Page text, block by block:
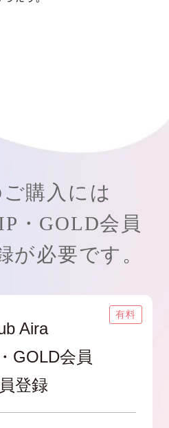
購入には
・GOLD会員
が必要です。
有料
Aira
GOLD会員
登録